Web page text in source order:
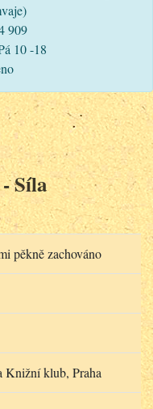
909
10 -18
Síla
pěkně zachováno
Knižní klub, Praha